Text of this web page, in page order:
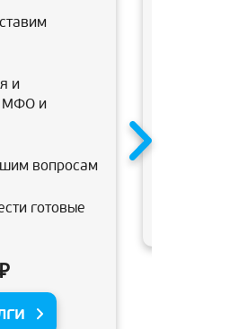
и
МФО и
вопросам
готовые